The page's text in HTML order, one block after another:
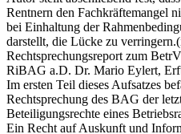
Rentnern den Fachkräftemangel
bei Einhaltung der
darstellt, die Lücke zu verringern.
Rechtsprechungsreport zum
RiBAG a.D. Dr. Mario Eylert,
Im ersten Teil dieses Aufsatzes
Rechtsprechung des BAG der
Beteiligungsrechte eines
Ein Recht auf Auskunft und